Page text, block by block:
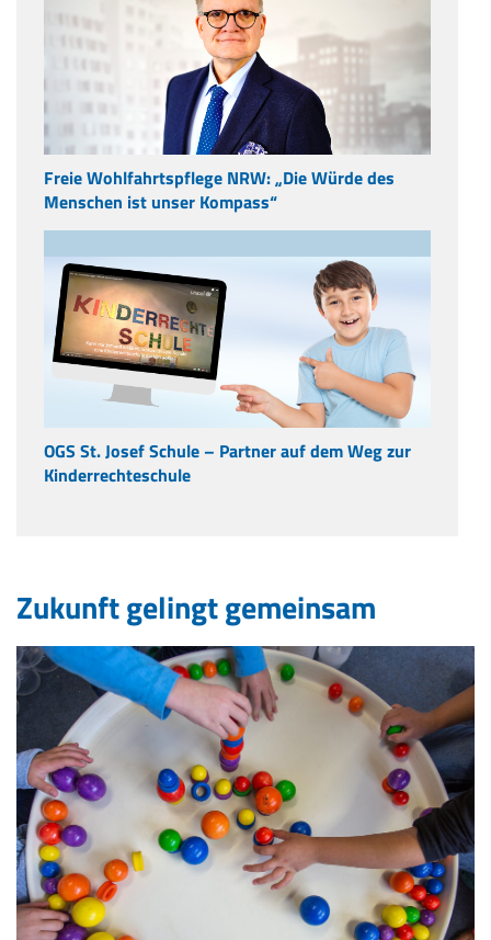
Freie Wohlfahrtspflege NRW: „Die Würde des
Menschen ist unser Kompass“
OGS St. Josef Schule – Partner auf dem Weg zur
Kinderrechteschule
Zukunft gelingt gemeinsam